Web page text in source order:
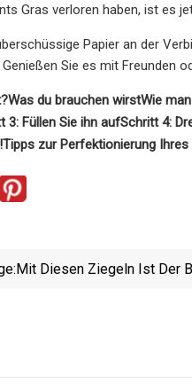
Gras verloren haben, ist es
Papier an der
Sie es mit Freunden
Was du brauchen wirstWie
3: Füllen Sie ihn aufSchritt 4:
Tipps zur Perfektionierung Ihres
Mit Diesen Ziegeln Ist Der